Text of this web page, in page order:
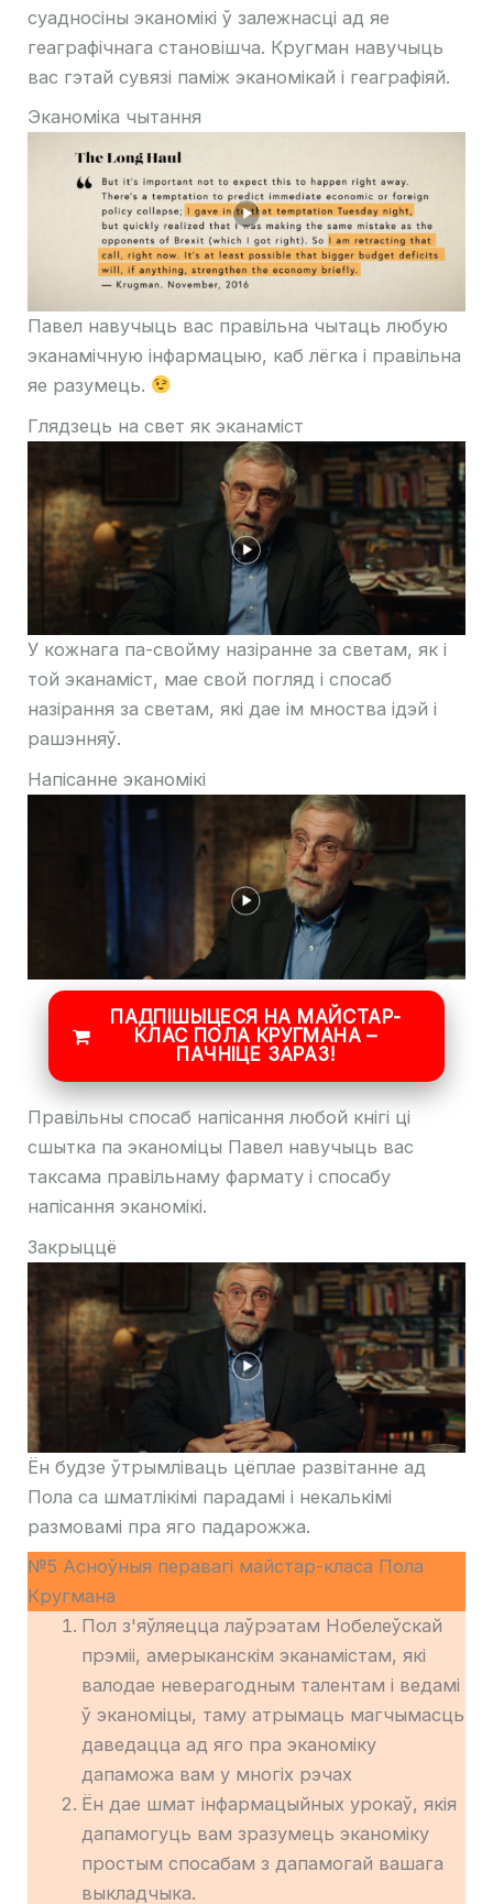
суадносіны эканомікі ў залежнасці ад яе
геаграфічнага становішча. Кругман навучыць
вас гэтай сувязі паміж эканомікай і геаграфіяй.
Эканоміка чытання
Павел навучыць вас правільна чытаць любую
эканамічную інфармацыю, каб лёгка і правільна
яе разумець.
Глядзець на свет як эканаміст
У кожнага па-свойму назіранне за светам, як і
той эканаміст, мае свой погляд і спосаб
назірання за светам, які дае ім мноства ідэй і
рашэнняў.
Напісанне эканомікі
ПАДПІШЫЦЕСЯ НА МАЙСТАР-
КЛАС ПОЛА КРУГМАНА –
ПАЧНІЦЕ ЗАРАЗ!
Правільны спосаб напісання любой кнігі ці
сшытка па эканоміцы Павел навучыць вас
таксама правільнаму фармату і спосабу
напісання эканомікі.
Закрыццё
Ён будзе ўтрымліваць цёплае развітанне ад
Пола са шматлікімі парадамі і некалькімі
размовамі пра яго падарожжа.
№5 Асноўныя перавагі майстар-класа Пола
Кругмана
Пол з'яўляецца лаўрэатам Нобелеўскай
прэміі, амерыканскім эканамістам, які
валодае неверагодным талентам і ведамі
ў эканоміцы, таму атрымаць магчымасць
даведацца ад яго пра эканоміку
дапаможа вам у многіх рэчах
Ён дае шмат інфармацыйных урокаў, якія
дапамогуць вам зразумець эканоміку
простым спосабам з дапамогай вашага
выкладчыка.